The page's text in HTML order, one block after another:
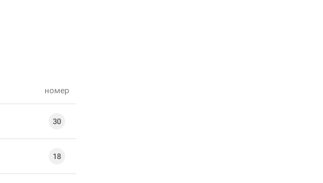
номер
30
18